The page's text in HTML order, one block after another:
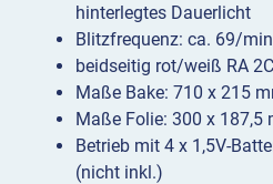
hinterlegtes Dauerlicht
Blitzfrequenz: ca. 69/min
beidseitig rot/weiß RA
Maße Bake: 710 x 215
Maße Folie: 300 x 187,5
Betrieb mit 4 x 1,5V-
(nicht inkl.)